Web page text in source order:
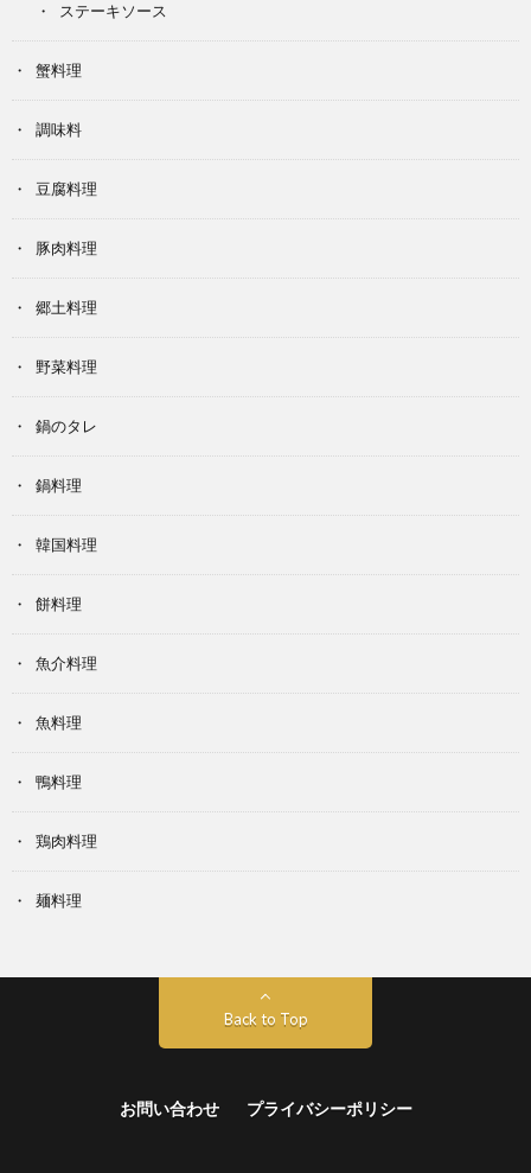
ステーキソース
蟹料理
調味料
豆腐料理
豚肉料理
郷土料理
野菜料理
鍋のタレ
鍋料理
韓国料理
餅料理
魚介料理
魚料理
鴨料理
鶏肉料理
麺料理
Back to Top
お問い合わせ プライバシーポリシー